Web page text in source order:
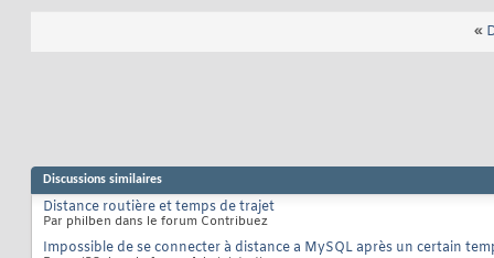
«
Discussions similaires
Distance routière et temps de trajet
Par philben dans le forum Contribuez
Impossible de se connecter à distance a MySQL après un certain